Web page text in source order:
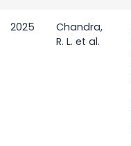
2025
Chandra,
R. L. et al.